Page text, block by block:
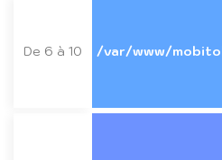
De 6 à 10 /var/www/